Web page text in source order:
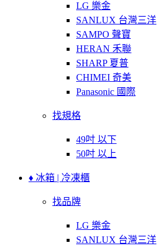
LG 樂金
SANLUX 台灣三洋
SAMPO 聲寶
HERAN 禾聯
SHARP 夏普
CHIMEI 奇美
Panasonic 國際
找規格
49吋 以下
50吋 以上
♦ 冰箱 | 冷凍櫃
找品牌
LG 樂金
SANLUX 台灣三洋